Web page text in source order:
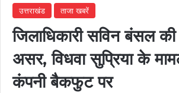
उत्तराखंड ताजा खबरें
जिलाधिकारी सविन बंसल
असर, विधवा सुप्रिया के
कंपनी बैकफुट पर